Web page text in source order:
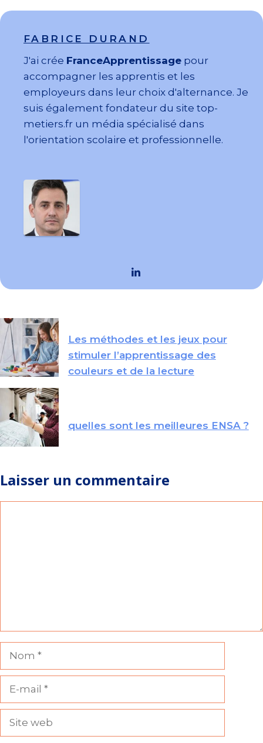
FABRICE DURAND
J'ai crée FranceApprentissage pour
accompagner les apprentis et les
employeurs dans leur choix d'alternance. Je
suis également fondateur du site top-
metiers.fr un média spécialisé dans
l'orientation scolaire et professionnelle.
Les méthodes et les jeux pour
stimuler l’apprentissage des
couleurs et de la lecture
quelles sont les meilleures ENSA ?
Laisser un commentaire
Nom
Site